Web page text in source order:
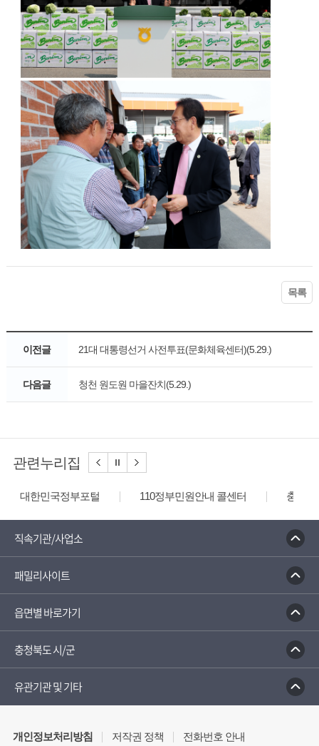
목록
이전글 21대 대통령선거 사전투표(문화체육센터)(5.29.)
다음글 청천 원도원 마을잔치(5.29.)
관련누리집
대한민국정부포털 110정부민원안내 콜센터 충청북
직속기관/사업소
패밀리사이트
읍면별 바로가기
충청북도 시/군
유관기관 및 기타
개인정보처리방침 저작권 정책 전화번호 안내